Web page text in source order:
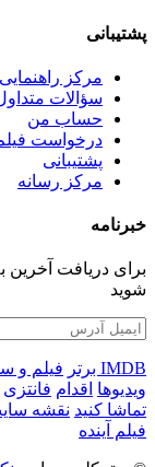
پشتیبانی
مرکز راهنمایی
سؤالات
حساب من
درخواست
پشتیبانی
مرکز رسانه
خبرنامه
برای دریافت آخرین
شوید
IMDB برتر فیلم و
ویدیوها اقدام فانتزی
تماشا کنید نقشه
فیلم آینده